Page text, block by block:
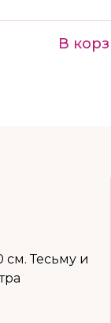
В
см. Тесьму и